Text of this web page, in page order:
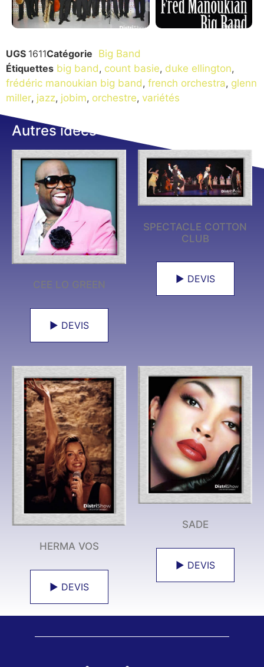
UGS 1611Catégorie Big Band
Étiquettes big band, count basie, duke ellington,
frédéric manoukian big band, french orchestra, glenn
miller, jazz, jobim, orchestre, variétés
Autres idées
CEE LO GREEN
► DEVIS
SPECTACLE COTTON
CLUB
► DEVIS
HERMA VOS
► DEVIS
SADE
► DEVIS